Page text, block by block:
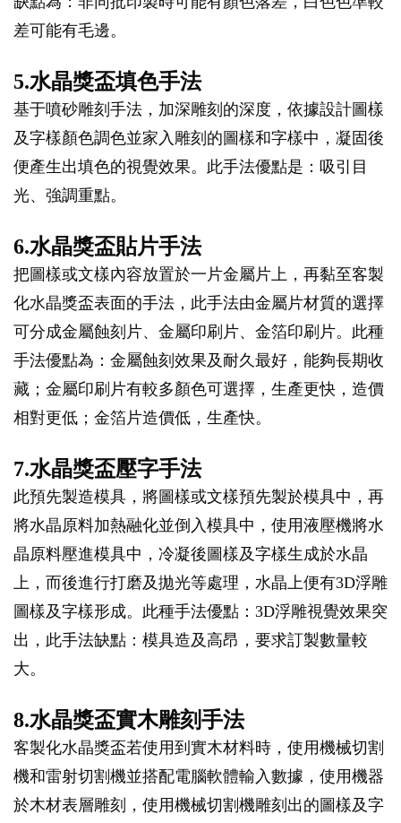
差可能有毛邊。
5.水晶獎盃填色手法
基于噴砂雕刻手法，加深雕刻的深度，依據設計圖樣
及字樣顏色調色並家入雕刻的圖樣和字樣中，凝固後
便產生出填色的視覺效果。此手法優點是：吸引目
光、強調重點。
6.水晶獎盃貼片手法
把圖樣或文樣內容放置於一片金屬片上，再黏至客製
化水晶獎盃表面的手法，此手法由金屬片材質的選擇
可分成金屬蝕刻片、金屬印刷片、金箔印刷片。此種
手法優點為：金屬蝕刻效果及耐久最好，能夠長期收
藏；金屬印刷片有較多顏色可選擇，生產更快，造價
相對更低；金箔片造價低，生產快。
7.水晶獎盃壓字手法
此預先製造模具，將圖樣或文樣預先製於模具中，再
將水晶原料加熱融化並倒入模具中，使用液壓機將水
晶原料壓進模具中，冷凝後圖樣及字樣生成於水晶
上，而後進行打磨及拋光等處理，水晶上便有3D浮雕
圖樣及字樣形成。此種手法優點：3D浮雕視覺效果突
出，此手法缺點：模具造及高昂，要求訂製數量較
大。
8.水晶獎盃實木雕刻手法
客製化水晶獎盃若使用到實木材料時，使用機械切割
機和雷射切割機並搭配電腦軟體輸入數據，使用機器
於木材表層雕刻，使用機械切割機雕刻出的圖樣及字